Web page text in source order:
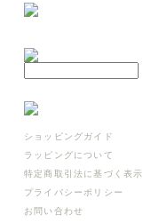
ショッピングガイド
ラッピングについて
特定商取引法に基づく表示
プライバシーポリシー
お問い合わせ